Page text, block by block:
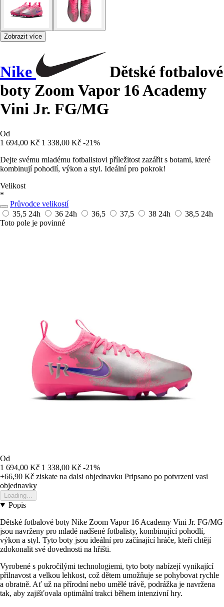
Zobrazit více
Nike
Dětské fotbalové
boty Zoom Vapor 16 Academy
Vini Jr. FG/MG
Od
1 694,00 Kč 1 338,00 Kč -21%
Dejte svému mladému fotbalistovi příležitost zazářit s botami, které
kombinují pohodlí, výkon a styl. Ideální pro pokrok!
Velikost
*
Průvodce velikostí
35,5 24h 36 24h 36,5 37,5 38 24h 38,5 24h
Toto pole je povinné
Od
1 694,00 Kč 1 338,00 Kč -21%
+66,90 Kč ziskate na dalsi objednavku Pripsano po potvrzeni vasi
objednavky
Loading...
Popis
Dětské fotbalové boty Nike Zoom Vapor 16 Academy Vini Jr. FG/MG
jsou navrženy pro mladé nadšené fotbalisty, kombinující pohodlí,
výkon a styl. Tyto boty jsou ideální pro začínající hráče, kteří chtějí
zdokonalit své dovednosti na hřišti.
Vyrobené s pokročilými technologiemi, tyto boty nabízejí vynikající
přilnavost a velkou lehkost, což dětem umožňuje se pohybovat rychle
a obratně. Ať už na přírodní nebo umělé trávě, podrážka je navržena
tak, aby zajišťovala optimální trakci během intenzivní hry.